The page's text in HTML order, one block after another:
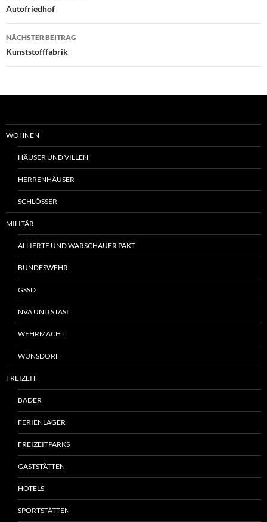
Navigation
Autofriedhof
NÄCHSTER BEITRAG
Kunststofffabrik
WOHNEN
HÄUSER UND VILLEN
HERRENHÄUSER
SCHLÖSSER
MILITÄR
ALLIERTE UND WARSCHAUER PAKT
BUNDESWEHR
GSSD
NVA UND STASI
WEHRMACHT
WÜNSDORF
FREIZEIT
BÄDER
FERIENLAGER
FREIZEITPARKS
GASTSTÄTTEN
HOTELS
SPORTSTÄTTEN